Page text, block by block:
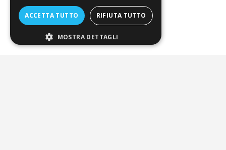
Pagamenti
Resi
ACCETTA TUTTO RIFIUTA TUTTO
MOSTRA DETTAGLI